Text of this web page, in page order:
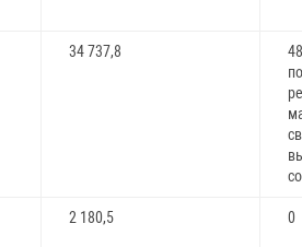
34 737,8
2 180,5 0